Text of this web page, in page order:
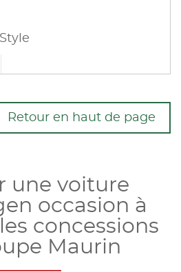
Retour en haut de page
une voiture
occasion à
concessions
Maurin